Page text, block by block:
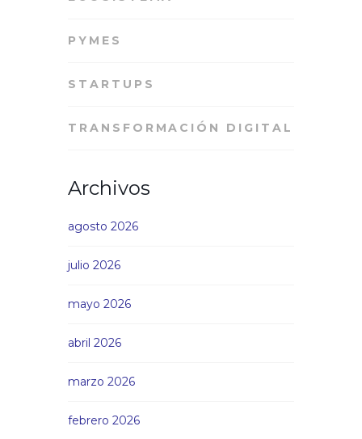
PYMES
STARTUPS
TRANSFORMACIÓN DIGITAL
Archivos
agosto 2026
julio 2026
mayo 2026
abril 2026
marzo 2026
febrero 2026